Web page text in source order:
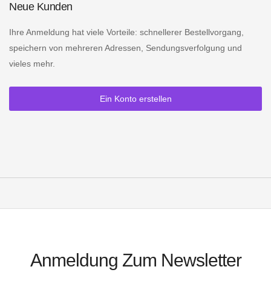
Neue Kunden
Ihre Anmeldung hat viele Vorteile: schnellerer Bestellvorgang,
speichern von mehreren Adressen, Sendungsverfolgung und
vieles mehr.
Ein Konto erstellen
Anmeldung Zum Newsletter